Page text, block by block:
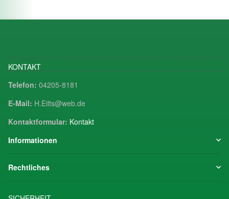
KONTAKT
Telefon: 04205-8181
E-Mail: H.Eilts@web.de
Kontaktformular: Kontakt
Informationen
Rechtliches